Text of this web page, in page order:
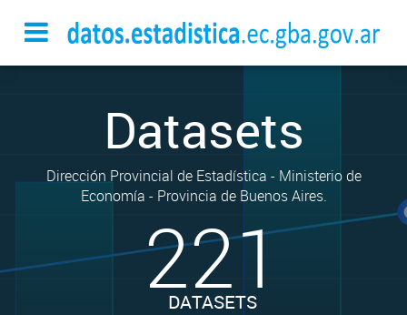
Datasets
Dirección Provincial de Estadística - Ministerio de
Economía - Provincia de Buenos Aires.
221
DATASETS